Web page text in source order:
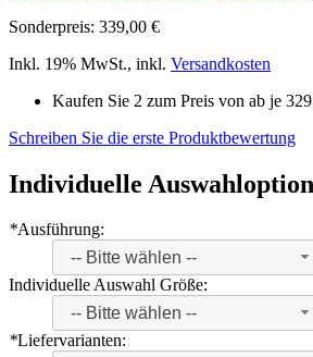
Sonderpreis: 339,00 €
Inkl. 19% MwSt., inkl. Versandkosten
Kaufen Sie 2 zum Preis von ab je
Schreiben Sie die erste Produktbewertung
Individuelle
*Ausführung:
-- Bitte wählen --
Individuelle Auswahl Größe:
-- Bitte wählen --
*Liefervarianten: